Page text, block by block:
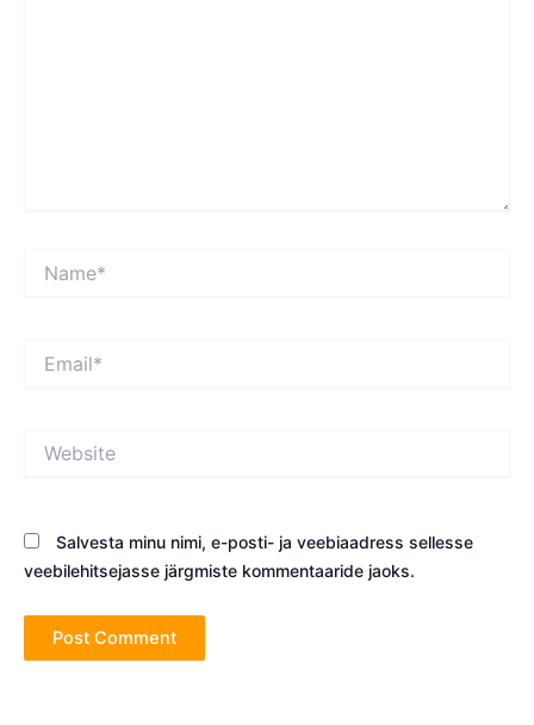
Salvesta minu nimi, e-posti- ja veebiaadress sellesse
veebilehitsejasse järgmiste kommentaaride jaoks.